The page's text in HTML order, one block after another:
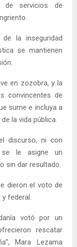
servicios de
la inseguridad
se mantienen
en zozobra, y la
convincentes de
sume e incluya a
la vida pública.
discurso, ni con
le asigne un
sin dar resultado.
dieron el voto de
federal.
votó por un
rescatar
Mara Lezama